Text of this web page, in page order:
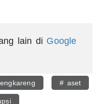
lain di Google
# aset